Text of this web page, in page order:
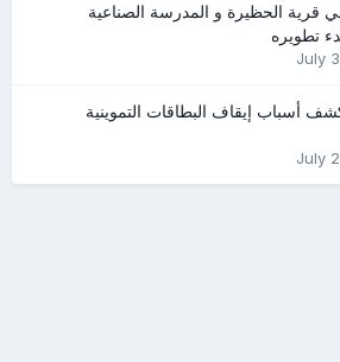
قرية الحظيرة و المدرسة الصناعية
تطويره
July 3
أسباب إيقاف البطاقات التموينية
July 2